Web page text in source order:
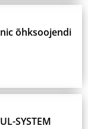
õhksoojendi
SYSTEM